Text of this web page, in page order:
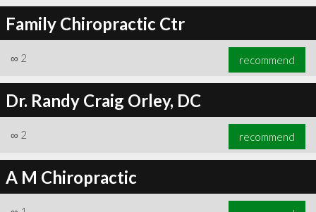
Family Chiropractic Ctr
∞ 2 recommend
Dr. Randy Craig Orley, DC
∞ 2 recommend
A M Chiropractic